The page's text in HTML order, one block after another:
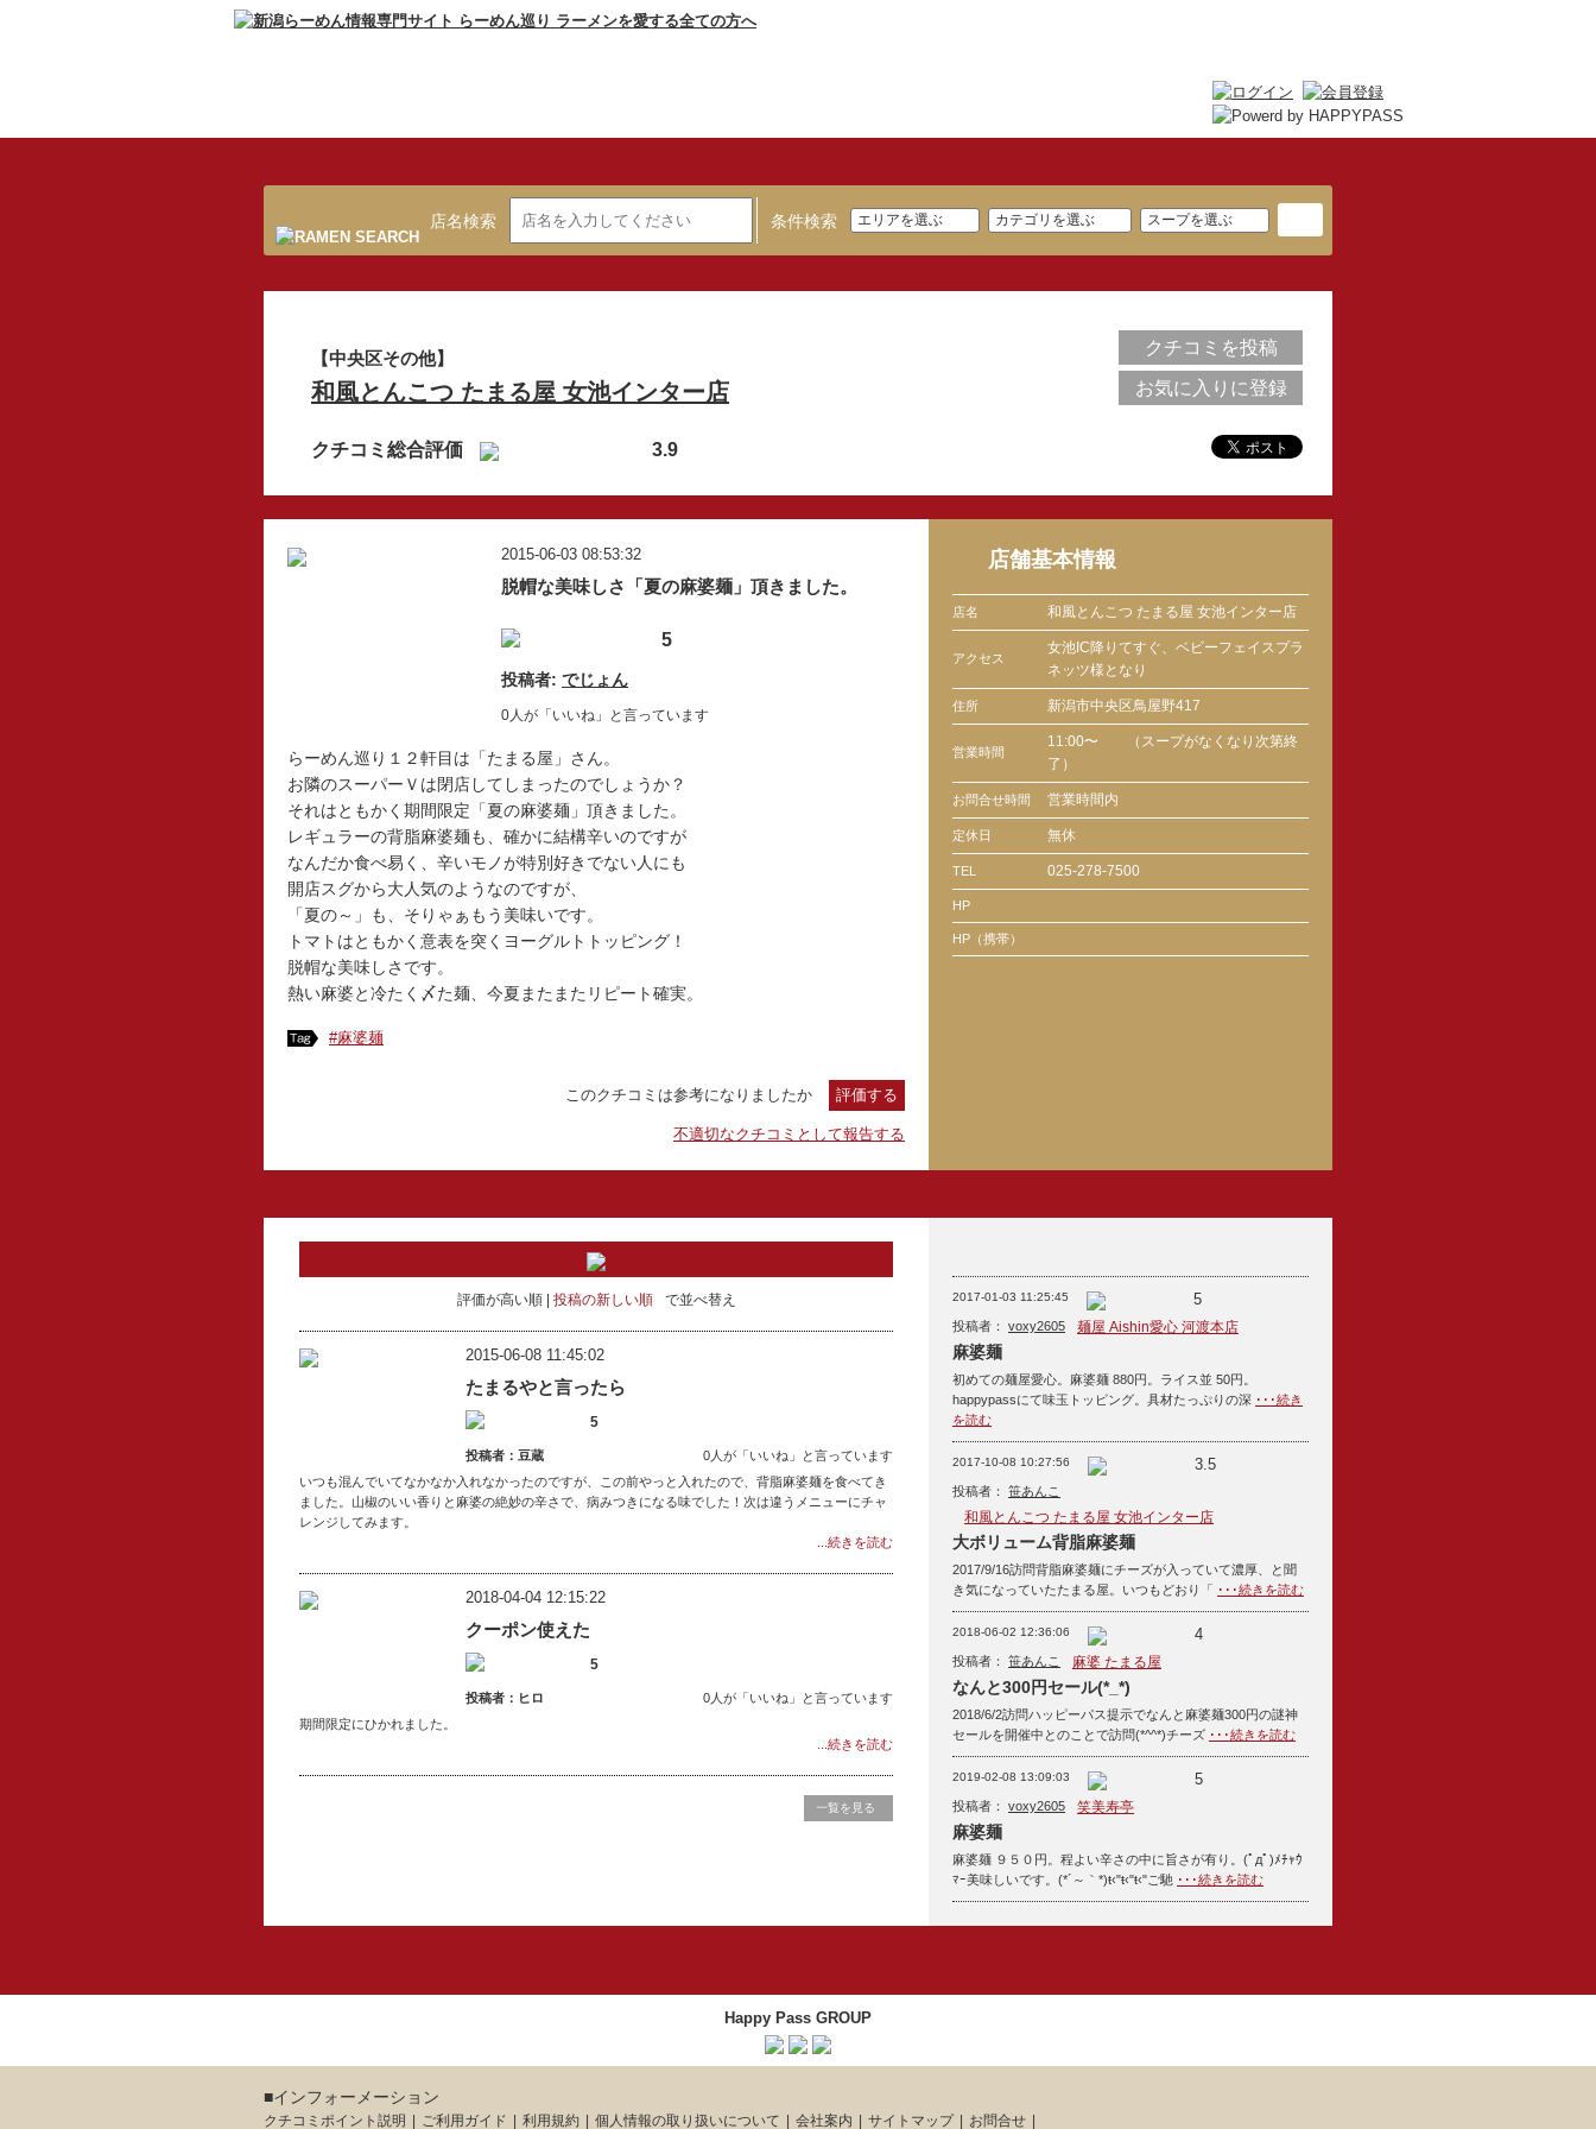
店名検索 条件検索
【中央区その他】
和風とんこつ たまる屋 女池インター店
クチコミ総合評価 3.9
クチコミを投稿
お気に入りに登録
2015-06-03 08:53:32
脱帽な美味しさ「夏の麻婆麺」頂きました。
5
投稿者: でじょん
0人が「いいね」と言っています
らーめん巡り１２軒目は「たまる屋」さん。
お隣のスーパーＶは閉店してしまったのでしょうか？
それはともかく期間限定「夏の麻婆麺」頂きました。
レギュラーの背脂麻婆麺も、確かに結構辛いのですが
なんだか食べ易く、辛いモノが特別好きでない人にも
開店スグから大人気のようなのですが、
「夏の～」も、そりゃぁもう美味いです。
トマトはともかく意表を突くヨーグルトトッピング！
脱帽な美味しさです。
熱い麻婆と冷たく〆た麺、今夏またまたリピート確実。
#麻婆麺
このクチコミは参考になりましたか 評価する
不適切なクチコミとして報告する
店舗基本情報
店名 和風とんこつ たまる屋 女池インター店
アクセス
女池IC降りてすぐ、ベビーフェイスプラ
ネッツ様となり
住所 新潟市中央区鳥屋野417
営業時間
11:00〜 （スープがなくなり次第終
了）
お問合せ時間 営業時間内
定休日 無休
TEL 025-278-7500
HP
HP（携帯）
評価が高い順 投稿の新しい順 で並べ替え
2015-06-08 11:45:02
たまるやと言ったら
5
投稿者：豆蔵
0人が「いいね」と言っています
いつも混んでいてなかなか入れなかったのですが、この前やっと入れたので、背脂麻婆麺を食べてき
ました。山椒のいい香りと麻婆の絶妙の辛さで、病みつきになる味でした！次は違うメニューにチャ
レンジしてみます。
...続きを読む
2018-04-04 12:15:22
クーポン使えた
5
投稿者：ヒロ
0人が「いいね」と言っています
期間限定にひかれました。
...続きを読む
一覧を見る
2017-01-03 11:25:45 5
投稿者： voxy2605 麺屋 Aishin愛心 河渡本店
麻婆麺
初めての麺屋愛心。麻婆麺 880円。ライス並 50円。
happypassにて味玉トッピング。具材たっぷりの深 ･･･続き
を読む
2017-10-08 10:27:56 3.5
投稿者： 笹あんこ
和風とんこつ たまる屋 女池インター店
大ボリューム背脂麻婆麺
2017/9/16訪問背脂麻婆麺にチーズが入っていて濃厚、と聞
き気になっていたたまる屋。いつもどおり「 ･･･続きを読む
2018-06-02 12:36:06 4
投稿者： 笹あんこ 麻婆 たまる屋
なんと300円セール(*_*)
2018/6/2訪問ハッピーパス提示でなんと麻婆麺300円の謎神
セールを開催中とのことで訪問(*^^*)チーズ ･･･続きを読む
2019-02-08 13:09:03 5
投稿者： voxy2605 笑美寿亭
麻婆麺
麻婆麺 ９５０円。程よい辛さの中に旨さが有り。(ﾟдﾟ)ﾒﾁｬｳ
ﾏｰ美味しいです。(*´～｀*)ŧ‹"ŧ‹"ŧ‹"ご馳 ･･･続きを読む
Happy Pass GROUP
■インフォーメーション
クチコミポイント説明 ご利用ガイド 利用規約 個人情報の取り扱いについて 会社案内 サイトマップ お問合せ